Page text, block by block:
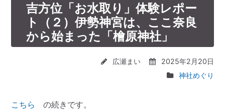
吉方位「お水取り」体験レポー
ト（２）伊勢神宮は、ここ奈良
から始まった「檜原神社」
広瀬まい
2025年2月20日
神社めぐり
こちら の続きです。